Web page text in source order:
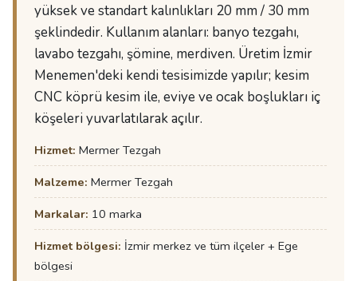
yüksek ve standart kalınlıkları 20 mm / 30 mm
şeklindedir. Kullanım alanları: banyo tezgahı,
lavabo tezgahı, şömine, merdiven. Üretim İzmir
Menemen'deki kendi tesisimizde yapılır; kesim
CNC köprü kesim ile, eviye ve ocak boşlukları iç
köşeleri yuvarlatılarak açılır.
Hizmet: Mermer Tezgah
Malzeme: Mermer Tezgah
Markalar: 10 marka
Hizmet bölgesi: İzmir merkez ve tüm ilçeler + Ege
bölgesi